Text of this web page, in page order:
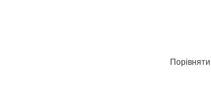
Порівняти